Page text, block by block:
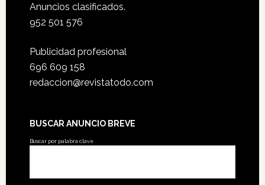
Anuncios clasificados.
952 501 576
Publicidad profesional
696 609 158
redaccion@revistatodo.com
BUSCAR ANUNCIO BREVE
Buscar por palabra clave